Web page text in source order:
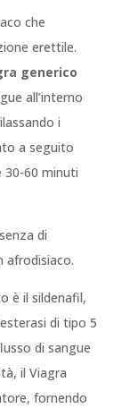
che
erettile.
generico
all’interno
i
a seguito
30-60 minuti
di
afrodisiaco.
è il sildenafil,
di tipo 5
di sangue
il Viagra
fornendo